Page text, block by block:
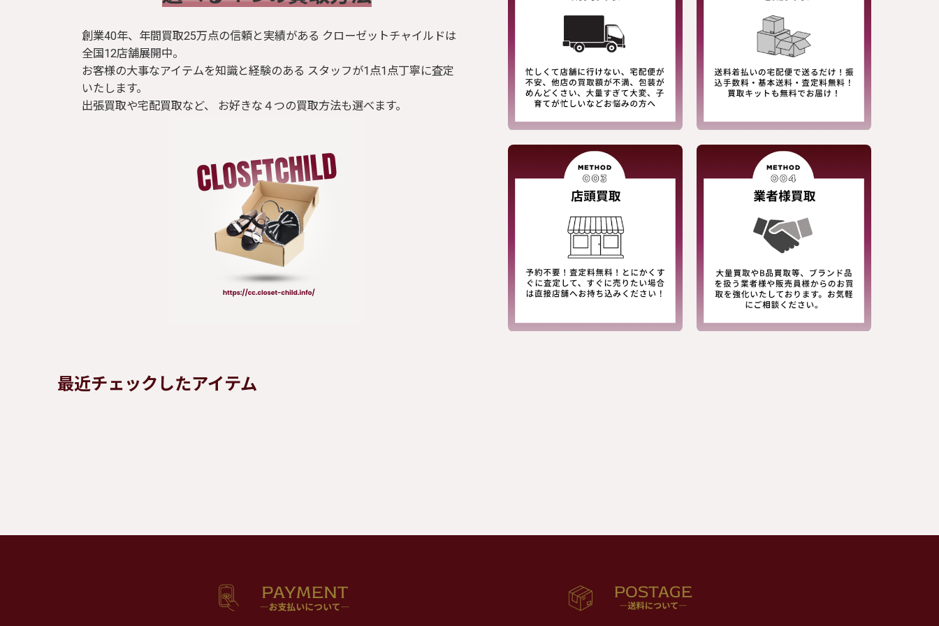
創業40年、年間買取25万点の信頼と実績がある クローゼットチャイルドは
全国12店舗展開中。
お客様の大事なアイテムを知識と経験のある スタッフが1点1点丁寧に査定
いたします。
出張買取や宅配買取など、 お好きな４つの買取方法も選べます。
最近チェックしたアイテム